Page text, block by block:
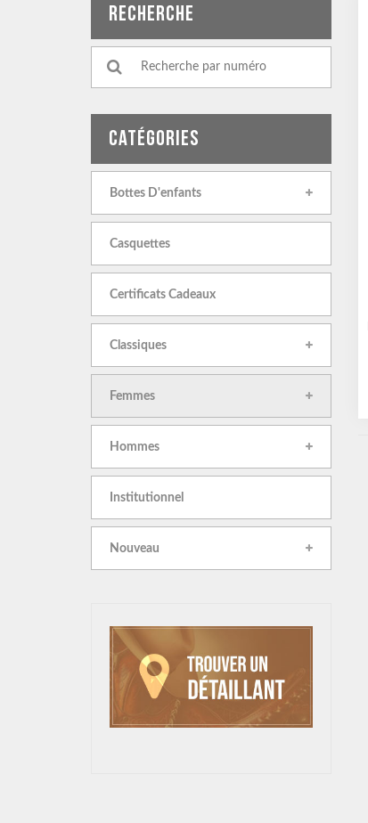
RECHERCHE
CATÉGORIES
Bottes D'enfants
Casquettes
Certificats Cadeaux
Classiques
Femmes
Hommes
Institutionnel
Nouveau